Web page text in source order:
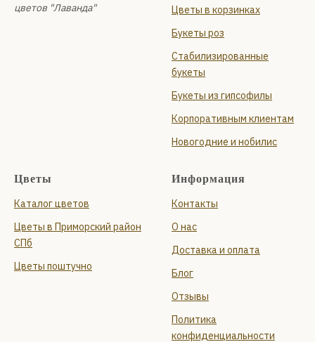
цветов "Лаванда"
Цветы в корзинках
Букеты роз
Стабилизированные
букеты
Букеты из гипсофилы
Корпоративным клиентам
Новогодние и нобилис
Цветы
Каталог цветов
Цветы в Приморский район
СПб
Цветы поштучно
Информация
Контакты
О нас
Доставка и оплата
Блог
Отзывы
Политика
конфиденциальности